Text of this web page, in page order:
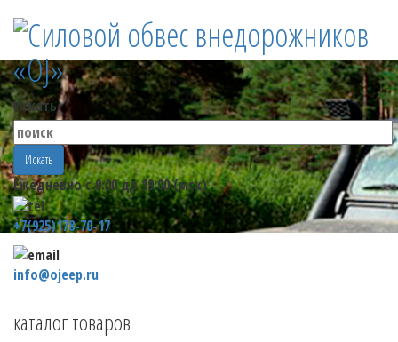
Искать
Искать
Ежедневно с 9:00 до 19:00 (мск)
+7(925)178-70-17
info@ojeep.ru
каталог товаров